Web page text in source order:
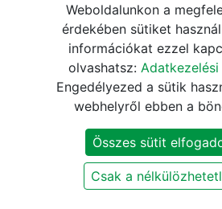
Abroncs DT Swiss
32h fekete 25mm
37.400Ft 44.000Ft
DT Swiss, DT Swiss
Weboldalunkon a
érdekében sütiket
információkat ezzel
olvashatsz:
Engedélyezed a sütik
webhelyről ebben a
Összes sütit
Csak a